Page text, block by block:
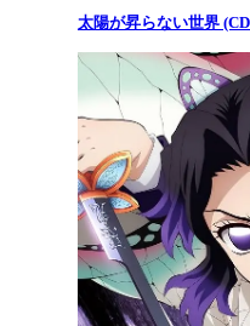
太陽が昇らない世界